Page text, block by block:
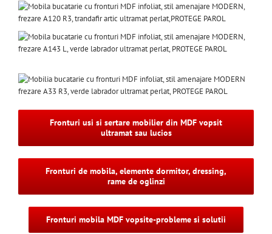
Fronturi usi si sertare mobilier din MDF vopsit
ultramat sau lucios
Fronturi de mobila, elemente dormitor, dressing,
rame de oglinzi
Fronturi mobila MDF vopsite-probleme si solutii